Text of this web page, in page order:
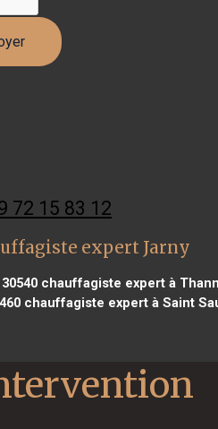
72 15 83 12
expert Jarny
chauffagiste expert à
chauffagiste expert à Saint